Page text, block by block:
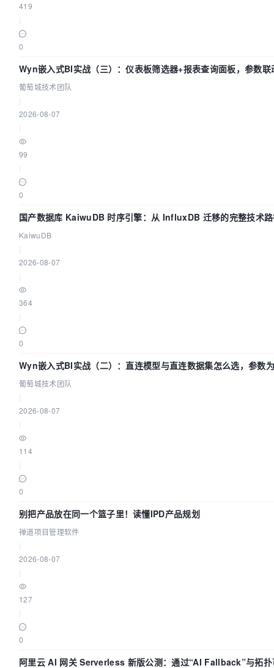
419
0
Wyn嵌入式BI实战（三）：仪表板筛选器+报表查询面板，参数联
闭环
葡萄城技术团队
2026-08-07
99
0
国产数据库 KaiwuDB 时序引擎：从 InfluxDB 迁移的完整技术
KaiwuDB
2026-08-07
364
0
Wyn嵌入式BI实战（二）：直连模型与直连数据集怎么选，参数
么不生效？| 葡萄城技术团队
葡萄城技术团队
2026-08-07
114
0
别把产品放在同一个篮子里！读懂IPD产品规划
禅道项目管理软件
2026-08-07
127
0
阿里云 AI 网关 Serverless 新版公测：通过“AI Fallback”与拓扑